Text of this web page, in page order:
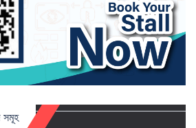
সমূহ